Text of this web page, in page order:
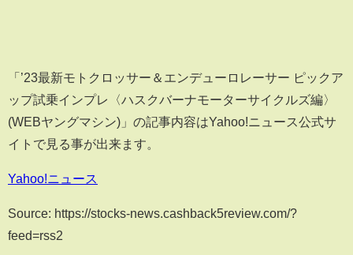
「’23最新モトクロッサー＆エンデューロレーサー ピックア
ップ試乗インプレ〈ハスクバーナモーターサイクルズ編〉
(WEBヤングマシン)」の記事内容はYahoo!ニュース公式サ
イトで見る事が出来ます。
Yahoo!ニュース
Source: https://stocks-news.cashback5review.com/?
feed=rss2